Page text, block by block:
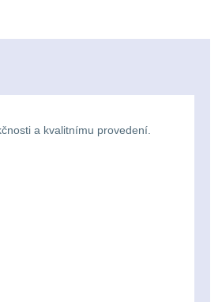
a kvalitnímu provedení.